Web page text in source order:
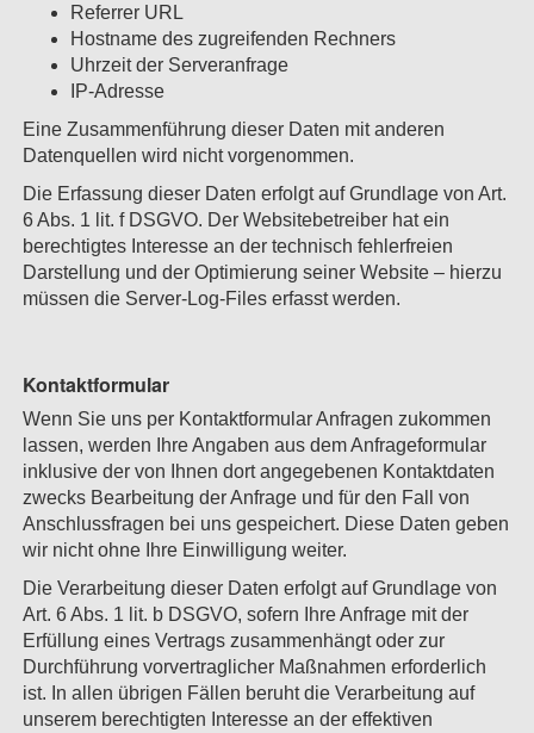
Referrer URL
Hostname des zugreifenden Rechners
Uhrzeit der Serveranfrage
IP-Adresse
Eine Zusammenführung dieser Daten mit anderen
Datenquellen wird nicht vorgenommen.
Die Erfassung dieser Daten erfolgt auf Grundlage von Art.
6 Abs. 1 lit. f DSGVO. Der Websitebetreiber hat ein
berechtigtes Interesse an der technisch fehlerfreien
Darstellung und der Optimierung seiner Website – hierzu
müssen die Server-Log-Files erfasst werden.
Kontaktformular
Wenn Sie uns per Kontaktformular Anfragen zukommen
lassen, werden Ihre Angaben aus dem Anfrageformular
inklusive der von Ihnen dort angegebenen Kontaktdaten
zwecks Bearbeitung der Anfrage und für den Fall von
Anschlussfragen bei uns gespeichert. Diese Daten geben
wir nicht ohne Ihre Einwilligung weiter.
Die Verarbeitung dieser Daten erfolgt auf Grundlage von
Art. 6 Abs. 1 lit. b DSGVO, sofern Ihre Anfrage mit der
Erfüllung eines Vertrags zusammenhängt oder zur
Durchführung vorvertraglicher Maßnahmen erforderlich
ist. In allen übrigen Fällen beruht die Verarbeitung auf
unserem berechtigten Interesse an der effektiven